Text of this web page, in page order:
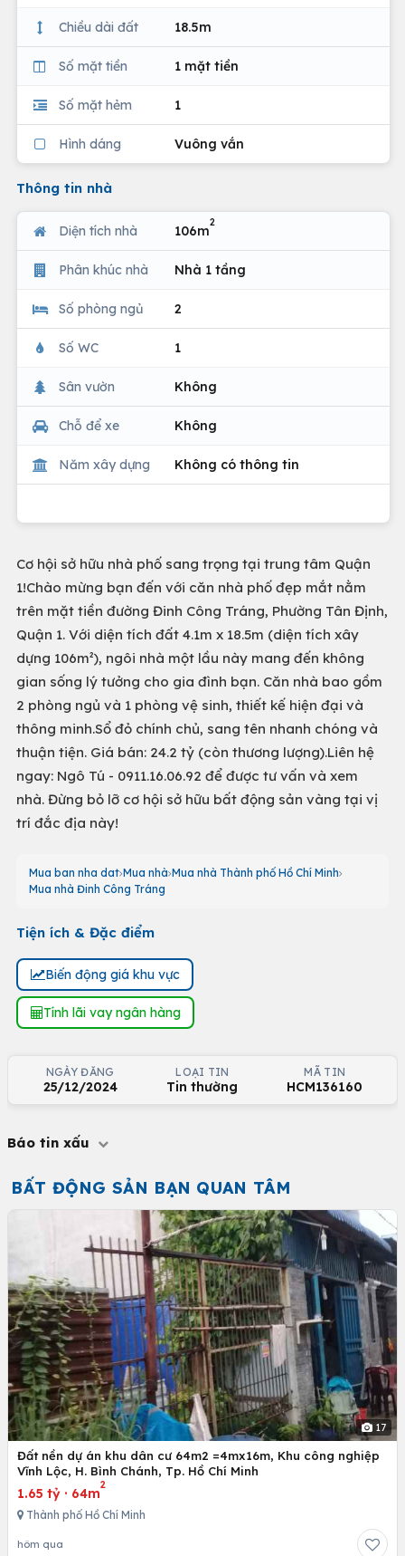
Chiều dài đất 18.5m
Số mặt tiền 1 mặt tiền
Số mặt hẻm 1
Hình dáng Vuông vắn
Thông tin nhà
Diện tích nhà 106m
2
Phân khúc nhà Nhà 1 tầng
Số phòng ngủ 2
Số WC 1
Sân vườn Không
Chỗ để xe Không
Năm xây dựng Không có thông tin
Cơ hội sở hữu nhà phố sang trọng tại trung tâm Quận
1!Chào mừng bạn đến với căn nhà phố đẹp mắt nằm
trên mặt tiền đường Đinh Công Tráng, Phường Tân Định,
Quận 1. Với diện tích đất 4.1m x 18.5m (diện tích xây
dựng 106m²), ngôi nhà một lầu này mang đến không
gian sống lý tưởng cho gia đình bạn. Căn nhà bao gồm
2 phòng ngủ và 1 phòng vệ sinh, thiết kế hiện đại và
thông minh.Sổ đỏ chính chủ, sang tên nhanh chóng và
thuận tiện. Giá bán: 24.2 tỷ (còn thương lượng).Liên hệ
ngay: Ngô Tú - 0911.16.06.92 để được tư vấn và xem
nhà. Đừng bỏ lỡ cơ hội sở hữu bất động sản vàng tại vị
trí đắc địa này!
Mua ban nha dat Mua nhà Mua nhà Thành phố Hồ Chí Minh
Mua nhà Đinh Công Tráng
Tiện ích & Đặc điểm
Biến động giá khu vực
Tính lãi vay ngân hàng
NGÀY ĐĂNG
25/12/2024
LOẠI TIN
Tin thường
MÃ TIN
HCM136160
Báo tin xấu
BẤT ĐỘNG SẢN BẠN QUAN TÂM
17
Đất nền dự án khu dân cư 64m2 =4mx16m, Khu công nghiệp
Vĩnh Lộc, H. Bình Chánh, Tp. Hồ Chí Minh
1.65 tỷ · 64m
2
Thành phố Hồ Chí Minh
hôm qua